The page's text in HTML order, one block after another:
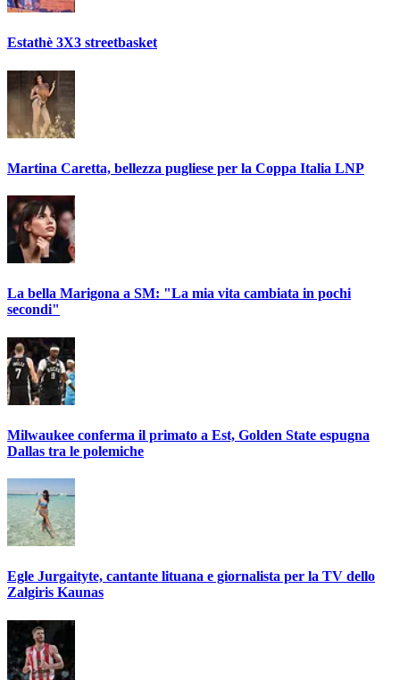
Estathè 3X3 streetbasket
Martina Caretta, bellezza pugliese per la Coppa Italia LNP
La bella Marigona a SM: "La mia vita cambiata in pochi
secondi"
Milwaukee conferma il primato a Est, Golden State espugna
Dallas tra le polemiche
Egle Jurgaityte, cantante lituana e giornalista per la TV dello
Zalgiris Kaunas